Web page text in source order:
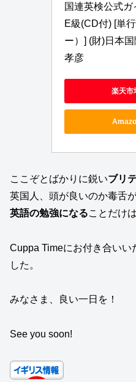
国連英検公式ガ
E級(CD付) [単
ー）] (財)日本
孝彦
楽天市
ここぞとばかりに鋭いブリ
英国人、頭が良いのか毒
英語の勉強になることだけ
Cuppa Timeにお付き合いい
した。
みなさま、良い一日を！
See you soon!